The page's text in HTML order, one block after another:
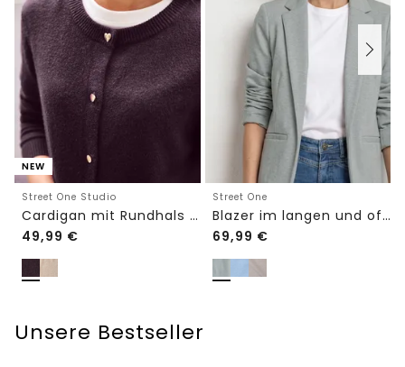
NEW
Street One Studio
Cardigan mit Rundhals und Knöpfen
49,99 €
Street One
Blazer im langen und offenen Schnitt
69,99 €
Unsere Bestseller